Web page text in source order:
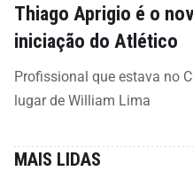
Thiago Aprigio é o
iniciação do Atlético
Profissional que estava no
lugar de William Lima
MAIS LIDAS